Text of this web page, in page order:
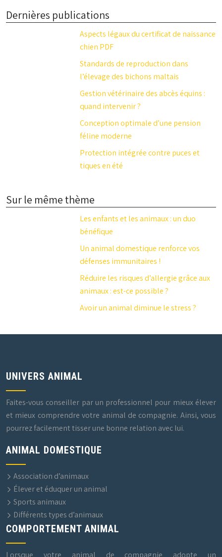
Dernières publications
Aspects légaux du certificat de naissance
chien PDF
Standards de reproduction dans
l’élevage des bichons maltais
Gestion vétérinaire des abcès équins :
quand intervenir ?
Conception optimale d’une pension
féline moderne
Protection intégrée contre puces et
tiques en été
Sur le même thème
Les enfants et les animaux : un duo
bénéfique
Un animal domestique renforce vos
défenses immunitaires !
Réduire les risques d’allergie grâce aux
animaux : est-ce possible ?
Avoir un animal diminue le stress ?
UNIVERS ANIMAL
Faites-vous conseiller par un professionnel pour mieux élever
et mieux comprendre votre animal de compagnie. Ainsi, vous
pourrez facilement tisser une bonne relation avec lui.
ANIMAL DOMESTIQUE
Association d’animaux
Élever et éduquer un animal
Sports animaux
Différents types d’animaux
COMPORTEMENT ANIMAL
Lorsque votre animal de compagnie adopte un